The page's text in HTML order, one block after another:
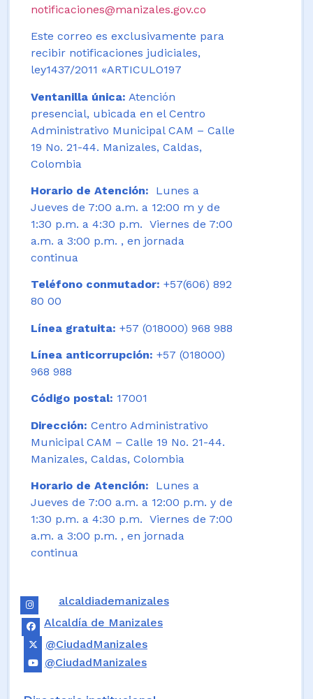
notificaciones@manizales.gov.co
Este correo es exclusivamente para
recibir notificaciones judiciales,
ley1437/2011 «ARTICULO197
Ventanilla única: Atención
presencial, ubicada en el Centro
Administrativo Municipal CAM – Calle
19 No. 21-44. Manizales, Caldas,
Colombia
Horario de Atención:
Lunes a
Jueves de 7:00 a.m. a 12:00 m y de
1:30 p.m. a 4:30 p.m. Viernes de 7:00
a.m. a 3:00 p.m. , en jornada
continua
Teléfono conmutador: +57(606) 892
80 00
Línea gratuita: +57 (018000) 968 988
Línea anticorrupción: +57 (018000)
968 988
Código postal: 17001
Dirección: Centro Administrativo
Municipal CAM – Calle 19 No. 21-44.
Manizales, Caldas, Colombia
Horario de Atención: Lunes a
Jueves de 7:00 a.m. a 12:00 p.m. y de
1:30 p.m. a 4:30 p.m. Viernes de 7:00
a.m. a 3:00 p.m. , en jornada
continua
alcaldiademanizales
Alcaldía de Manizales
@CiudadManizales
@CiudadManizales